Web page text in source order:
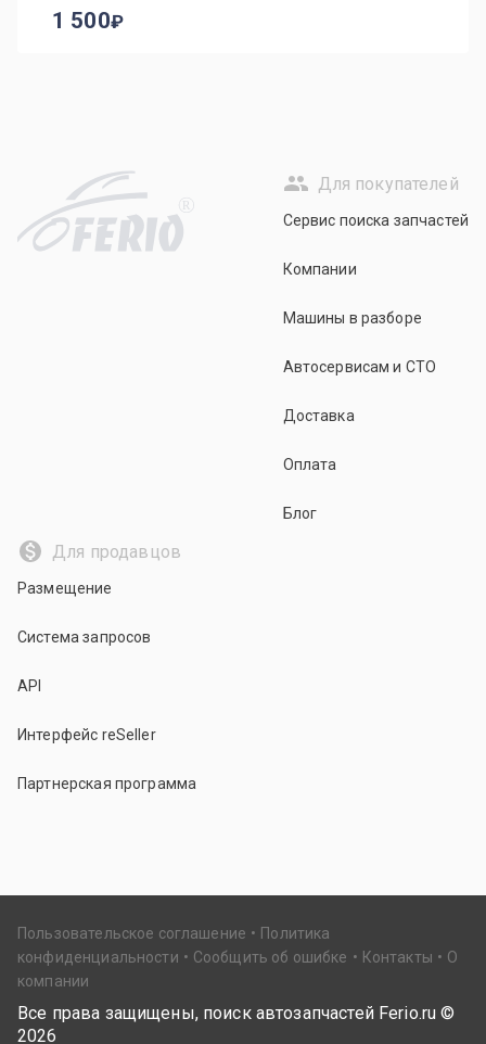
1 500
R
Для покупателей
Сервис поиска запчастей
Компании
Машины в разборе
Автосервисам и СТО
Доставка
Оплата
Блог
Для продавцов
Размещение
Система запросов
API
Интерфейс reSeller
Партнерская программа
Пользовательское соглашение
Политика
конфиденциальности
Сообщить об ошибке Контакты
О
компании
Все права защищены, поиск автозапчастей Ferio.ru ©
2026